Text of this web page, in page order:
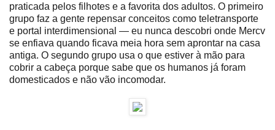
praticada pelos filhotes e a favorita dos adultos. O primeiro
grupo faz a gente repensar conceitos como teletransporte
e portal interdimensional ― eu nunca descobri onde Mercv
se enfiava quando ficava meia hora sem aprontar na casa
antiga. O segundo grupo usa o que estiver à mão para
cobrir a cabeça porque sabe que os humanos já foram
domesticados e não vão incomodar.